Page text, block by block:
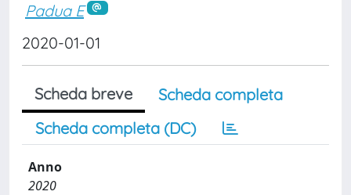
Padua E
2020-01-01
Scheda breve
Scheda completa
Scheda completa (DC)
Anno
2020